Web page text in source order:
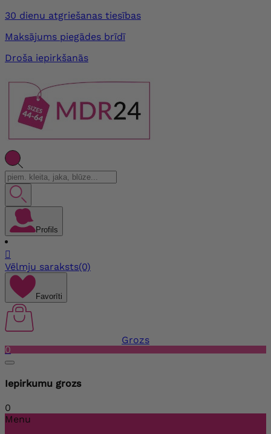
30 dienu atgriešanas tiesības
Maksājums piegādes brīdī
Droša iepirkšanās
Profils

Vēlmju saraksts(0)
Favorīti
Grozs
0
Iepirkumu grozs
0
Menu